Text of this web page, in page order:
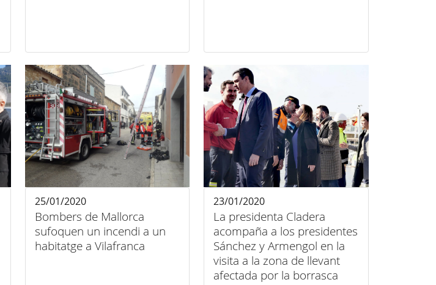
Bombers de Mallorca
sufoquen un incendi a un
habitatge a Vilafranca
25/01/2020
La presidenta Cladera
acompaña a los presidentes
Sánchez y Armengol en la
visita a la zona de llevant
afectada por la borrasca
23/01/2020